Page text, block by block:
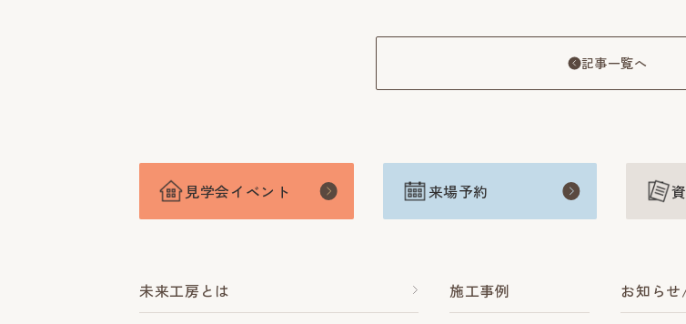
記事一覧へ
見学会イベント 来場予約
未来工房とは 施工事例 お知ら